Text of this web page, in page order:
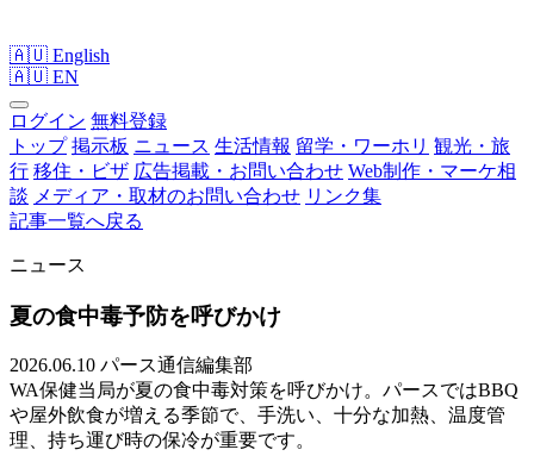
🇦🇺 English
🇦🇺 EN
ログイン 無料登録
トップ 掲示板 ニュース 生活情報 留学・ワーホリ 観光・旅
行 移住・ビザ 広告掲載・お問い合わせ Web制作・マーケ相
談 メディア・取材のお問い合わせ リンク集
記事一覧へ戻る
ニュース
夏の食中毒予防を呼びかけ
2026.06.10 パース通信編集部
WA保健当局が夏の食中毒対策を呼びかけ。パースではBBQ
や屋外飲食が増える季節で、手洗い、十分な加熱、温度管
理、持ち運び時の保冷が重要です。